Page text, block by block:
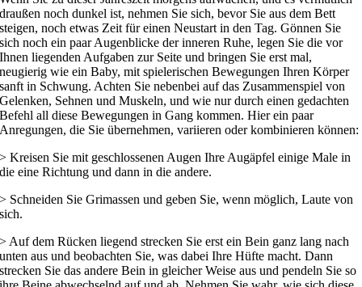
draußen noch dunkel ist, nehmen Sie sich, bevor Sie aus dem Bett
steigen, noch etwas Zeit für einen Neustart in den Tag. Gönnen Sie
sich noch ein paar Augenblicke der inneren Ruhe, legen Sie die vor
Ihnen liegenden Aufgaben zur Seite und bringen Sie erst mal,
neugierig wie ein Baby, mit spielerischen Bewegungen Ihren Körper
sanft in Schwung. Achten Sie nebenbei auf das Zusammenspiel von
Gelenken, Sehnen und Muskeln, und wie nur durch einen gedachten
Befehl all diese Bewegungen in Gang kommen. Hier ein paar
Anregungen, die Sie übernehmen, variieren oder kombinieren können:
> Kreisen Sie mit geschlossenen Augen Ihre Augäpfel einige Male in
die eine Richtung und dann in die andere.
> Schneiden Sie Grimassen und geben Sie, wenn möglich, Laute von
sich.
> Auf dem Rücken liegend strecken Sie erst ein Bein ganz lang nach
unten aus und beobachten Sie, was dabei Ihre Hüfte macht. Dann
strecken Sie das andere Bein in gleicher Weise aus und pendeln Sie so